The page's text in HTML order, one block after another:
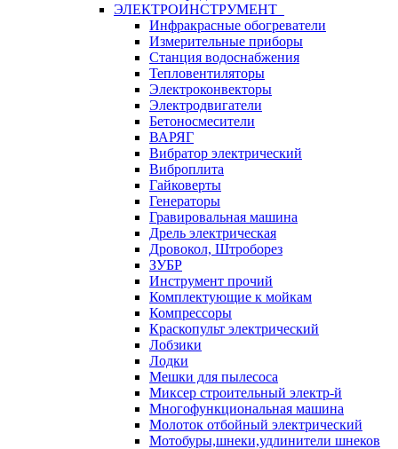
ЭЛЕКТРОИНСТРУМЕНТ
Инфракрасные обогреватели
Измерительные приборы
Станция водоснабжения
Тепловентиляторы
Электроконвекторы
Электродвигатели
Бетоносмесители
ВАРЯГ
Вибратор электрический
Виброплита
Гайковерты
Генераторы
Гравировальная машина
Дрель электрическая
Дровокол, Штроборез
ЗУБР
Инструмент прочий
Комплектующие к мойкам
Компрессоры
Краскопульт электрический
Лобзики
Лодки
Мешки для пылесоса
Миксер строительный электр-й
Многофункциональная машина
Молоток отбойный электрический
Мотобуры,шнеки,удлинители шнеков